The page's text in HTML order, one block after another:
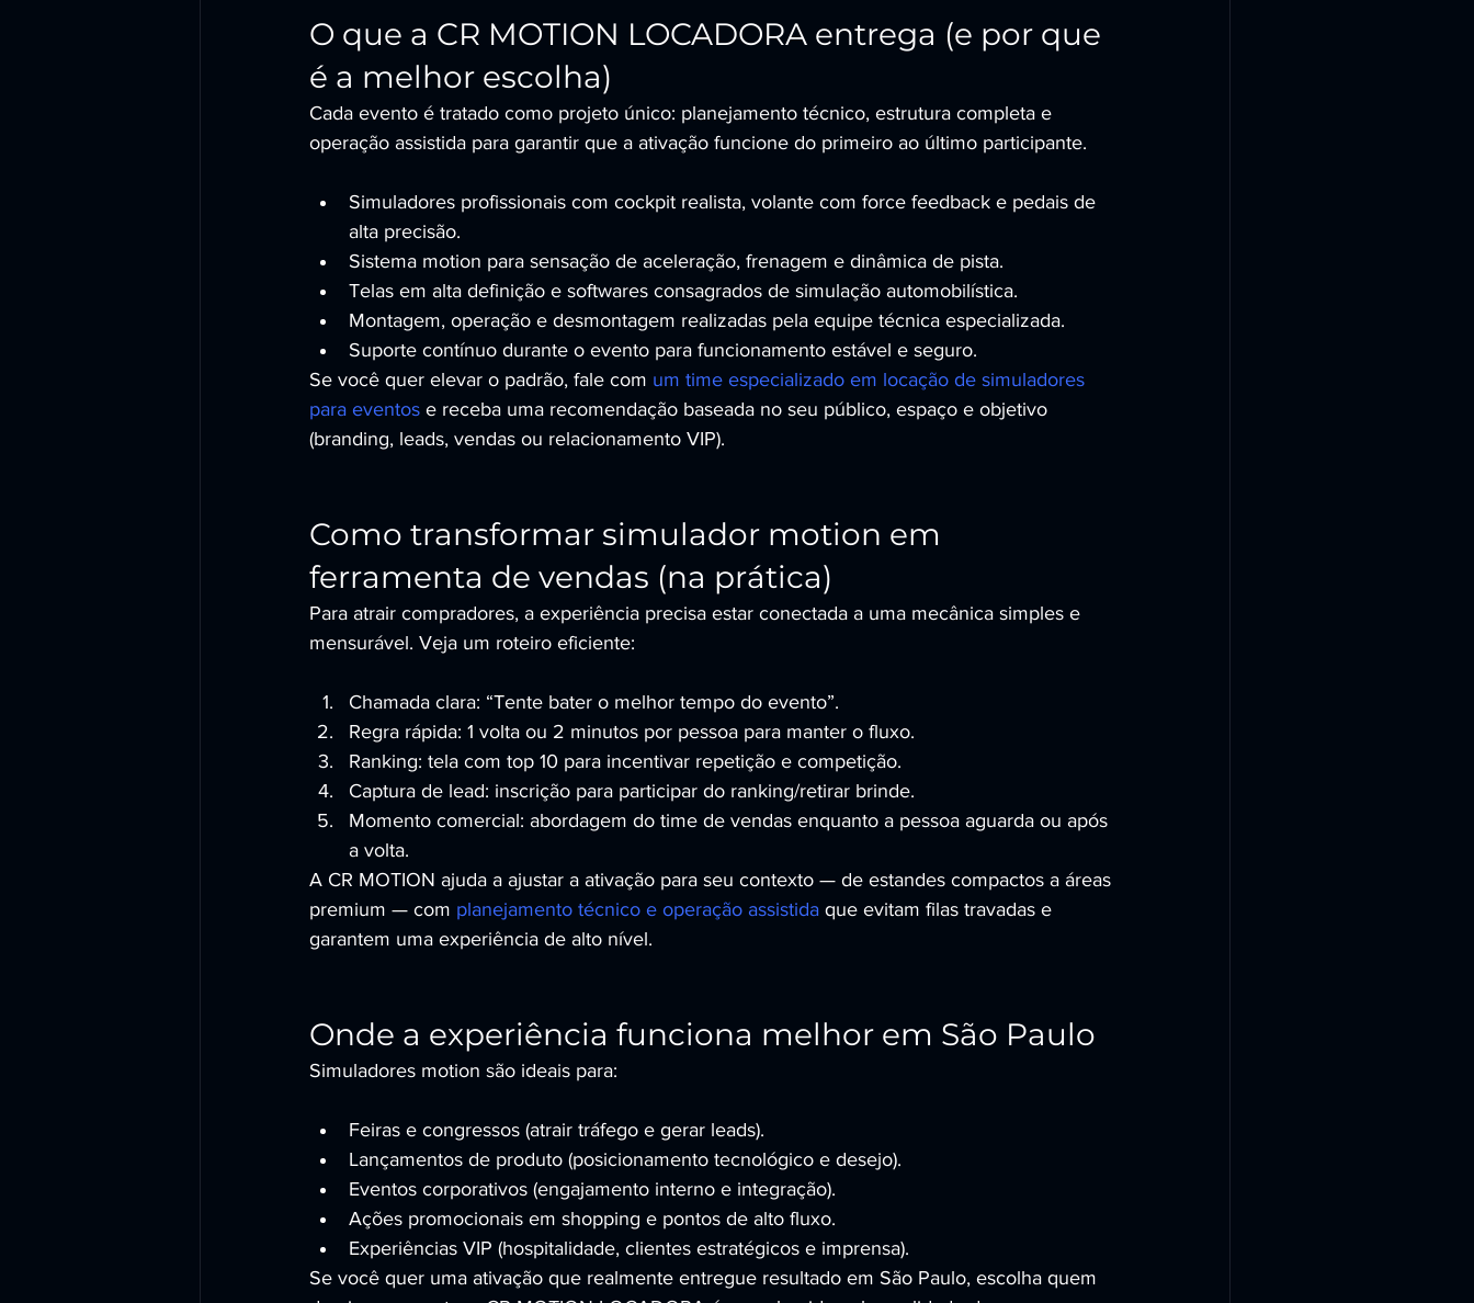
O que a CR MOTION LOCADORA entrega (e por que
é a melhor escolha)
Cada evento é tratado como projeto único: planejamento técnico, estrutura completa e
operação assistida para garantir que a ativação funcione do primeiro ao último participante.
Simuladores profissionais com cockpit realista, volante com force feedback e pedais de
alta precisão.
Sistema motion para sensação de aceleração, frenagem e dinâmica de pista.
Telas em alta definição e softwares consagrados de simulação automobilística.
Montagem, operação e desmontagem realizadas pela equipe técnica especializada.
Suporte contínuo durante o evento para funcionamento estável e seguro.
Se você quer elevar o padrão, fale com um time especializado em locação de simuladores
para eventos e receba uma recomendação baseada no seu público, espaço e objetivo
(branding, leads, vendas ou relacionamento VIP).
Como transformar simulador motion em
ferramenta de vendas (na prática)
Para atrair compradores, a experiência precisa estar conectada a uma mecânica simples e
mensurável. Veja um roteiro eficiente:
Chamada clara: “Tente bater o melhor tempo do evento”.
Regra rápida: 1 volta ou 2 minutos por pessoa para manter o fluxo.
Ranking: tela com top 10 para incentivar repetição e competição.
Captura de lead: inscrição para participar do ranking/retirar brinde.
Momento comercial: abordagem do time de vendas enquanto a pessoa aguarda ou após
a volta.
A CR MOTION ajuda a ajustar a ativação para seu contexto — de estandes compactos a áreas
premium — com planejamento técnico e operação assistida que evitam filas travadas e
garantem uma experiência de alto nível.
Onde a experiência funciona melhor em São Paulo
Simuladores motion são ideais para:
Feiras e congressos (atrair tráfego e gerar leads).
Lançamentos de produto (posicionamento tecnológico e desejo).
Eventos corporativos (engajamento interno e integração).
Ações promocionais em shopping e pontos de alto fluxo.
Experiências VIP (hospitalidade, clientes estratégicos e imprensa).
Se você quer uma ativação que realmente entregue resultado em São Paulo, escolha quem